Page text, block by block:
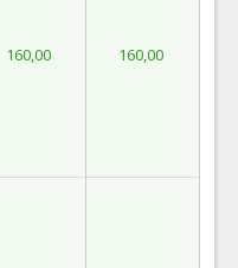
160,00 160,00